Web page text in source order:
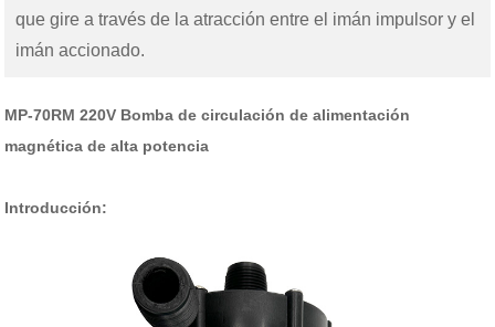
que gire a través de la atracción entre el imán impulsor y el
imán accionado.
MP-70RM 220V Bomba de circulación de alimentación
magnética de alta potencia
Introducción: